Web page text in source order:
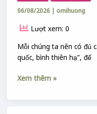
06/08/2026 | omihuong
Lượt xem: 0
Mỗi chúng ta nên có đủ
quốc, bình thiên hạ”, để
TỀ
GIA,
TRỊ
BÌNH
THIÊN
Xem thêm »